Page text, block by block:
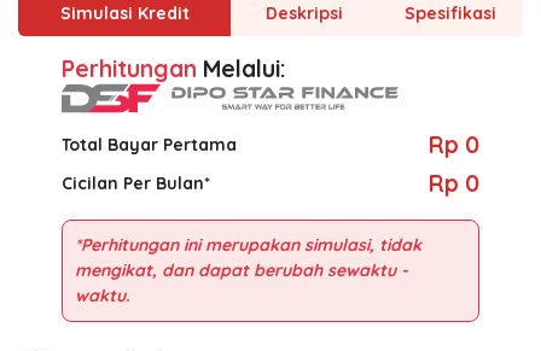
Simulasi Kredit Deskripsi Spesifikasi
Perhitungan Melalui:
Total Bayar Pertama Rp 0
Cicilan Per Bulan* Rp 0
*Perhitungan ini merupakan simulasi, tidak
mengikat, dan dapat berubah sewaktu -